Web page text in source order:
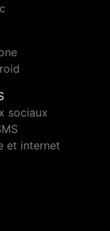
sociaux
et internet